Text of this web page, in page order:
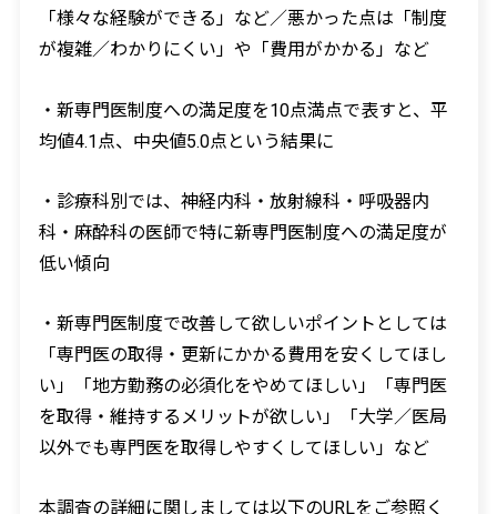
「様々な経験ができる」など／悪かった点は「制度
が複雑／わかりにくい」や「費用がかかる」など
・新専門医制度への満足度を10点満点で表すと、平
均値4.1点、中央値5.0点という結果に
・診療科別では、神経内科・放射線科・呼吸器内
科・麻酔科の医師で特に新専門医制度への満足度が
低い傾向
・新専門医制度で改善して欲しいポイントとしては
「専門医の取得・更新にかかる費用を安くしてほし
い」「地方勤務の必須化をやめてほしい」「専門医
を取得・維持するメリットが欲しい」「大学／医局
以外でも専門医を取得しやすくしてほしい」など
本調査の詳細に関しましては以下のURLをご参照く